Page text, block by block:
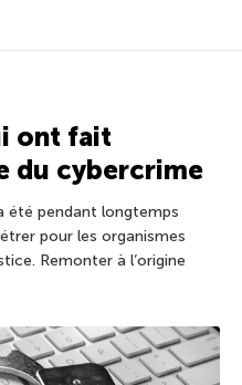
ont fait
du cybercrime
été pendant longtemps
pour les organismes
Remonter à l’origine